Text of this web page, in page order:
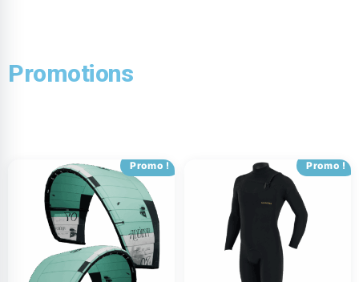
Promotions
Promo ! Promo !